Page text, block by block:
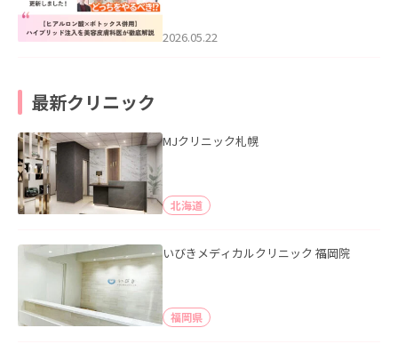
た。
2026.05.22
最新クリニック
MJクリニック札幌
北海道
いびきメディカルクリニック 福岡院
福岡県